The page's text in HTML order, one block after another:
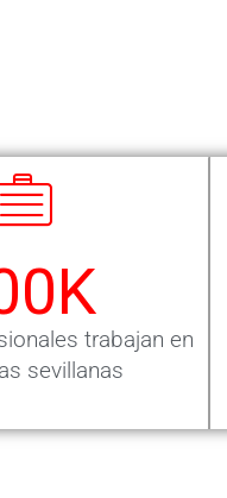
trabajan en
sevillanas
K